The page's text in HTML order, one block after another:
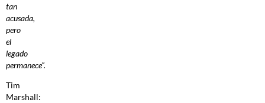
tan
acusada,
pero
el
legado
permanece”.
Tim
Marshall: